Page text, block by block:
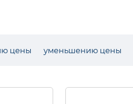
цены уменьшению цены